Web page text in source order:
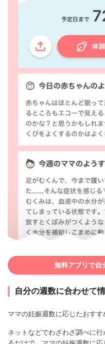
無料アプリで自
自分の週数に合わせて
ママの妊娠週数に応じたおすす
ネットなどでわざわざ調べに